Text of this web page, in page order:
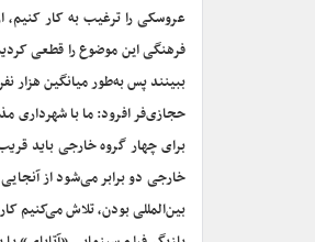
عروسکی را ترغیب به کار کنیم،
فرهنگی این موضوع را قطعی
ببینند پس به‌طور میانگین هزار
حجازی‌فر افرود: ما با شهرداری
خارجی دو برابر می‌شود از
بین‌المللی بودن، تلاش می‌کنیم